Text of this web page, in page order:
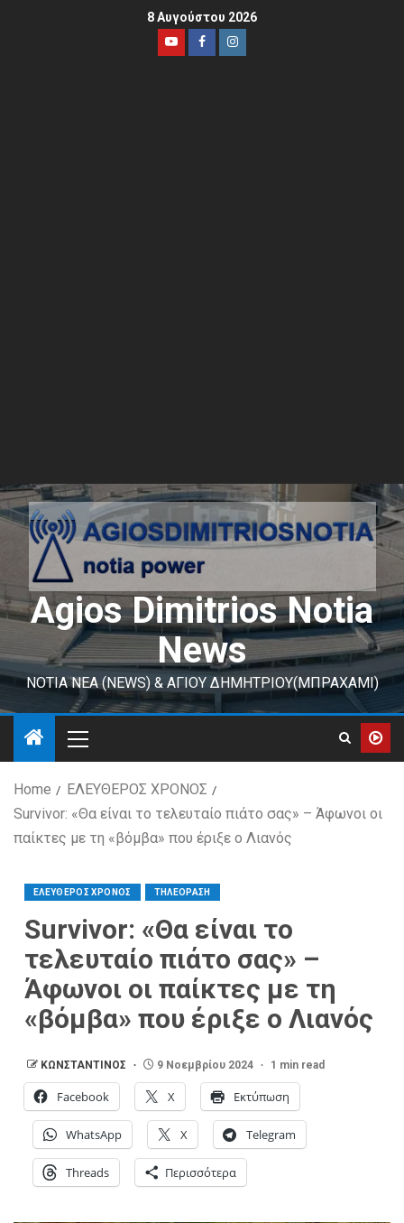
8 Αυγούστου 2026
Agios Dimitrios Notia
News
ΝΟΤΙΑ ΝΕΑ (NEWS) & ΑΓΙΟΥ ΔΗΜΗΤΡΙΟΥ(ΜΠΡΑΧΑΜΙ)
Home
ΕΛΕΥΘΕΡΟΣ ΧΡΟΝΟΣ
Survivor: «Θα είναι το τελευταίο πιάτο σας» – Άφωνοι οι
παίκτες με τη «βόμβα» που έριξε ο Λιανός
ΕΛΕΥΘΕΡΟΣ ΧΡΟΝΟΣ ΤΗΛΕΟΡΑΣΗ
Survivor: «Θα είναι το
τελευταίο πιάτο σας» –
Άφωνοι οι παίκτες με τη
«βόμβα» που έριξε ο Λιανός
ΚΩΝΣΤΑΝΤΙΝΟΣ 9 Νοεμβρίου 2024 1 min read
Facebook X Εκτύπωση
WhatsApp X Telegram
Threads Περισσότερα